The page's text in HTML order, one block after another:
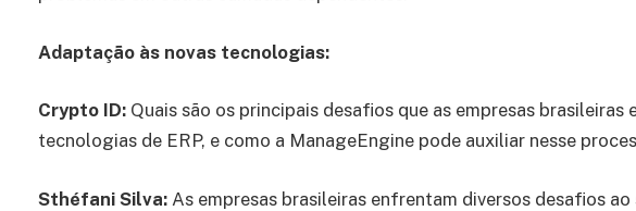
Adaptação às novas tecnologias:
Crypto ID: Quais são os principais desafios que as empresas
tecnologias de ERP, e como a ManageEngine pode auxiliar nesse
Sthéfani Silva: As empresas brasileiras enfrentam diversos desafios